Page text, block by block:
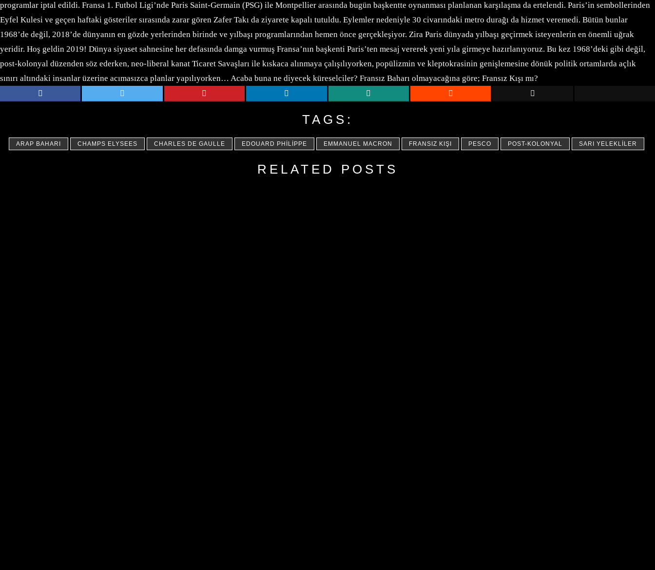
programlar iptal edildi. Fransa 1. Futbol Ligi’nde Paris Saint-Germain (PSG) ile Montpellier arasında bugün başkentte oynanması planlanan karşılaşma da ertelendi. Paris’in sembollerinden
Eyfel Kulesi ve geçen haftaki gösteriler sırasında zarar gören Zafer Takı da ziyarete kapalı tutuldu. Eylemler nedeniyle 30 civarındaki metro durağı da hizmet veremedi. Bütün bunlar
1968’de değil, 2018’de dünyanın en gözde yerlerinden birinde ve yılbaşı programlarından hemen önce gerçekleşiyor. Zira Paris dünyada yılbaşı geçirmek isteyenlerin en önemli uğrak
yeridir. Hoş geldin 2019! Dünya siyaset sahnesine her defasında damga vurmuş Fransa’nın başkenti Paris’ten mesaj vererek yeni yıla girmeye hazırlanıyoruz. Bu kez 1968’deki gibi değil,
post-kolonyal düzenden söz ederken, neo-liberal kanat Ticaret Savaşları ile kıskaca alınmaya çalışılıyorken, popülizmin ve kleptokrasinin genişlemesine dönük politik ortamlarda açlık
sınırı altındaki insanlar üzerine acımasızca planlar yapılıyorken… Acaba buna ne diyecek küreselciler? Fransız Baharı olmayacağına göre; Fransız Kışı mı?
TAGS:
ARAP BAHARI CHAMPS ELYSEES CHARLES DE GAULLE EDOUARD PHILIPPE EMMANUEL MACRON FRANSIZ KIŞI PESCO POST-KOLONYAL SARI YELEKLILER
RELATED POSTS